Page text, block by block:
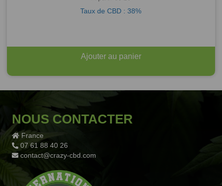
Taux de CBD : 38%
Ajouter au panier
NOUS CONTACTER
France
07 61 88 40 26
contact@crazy-cbd.com